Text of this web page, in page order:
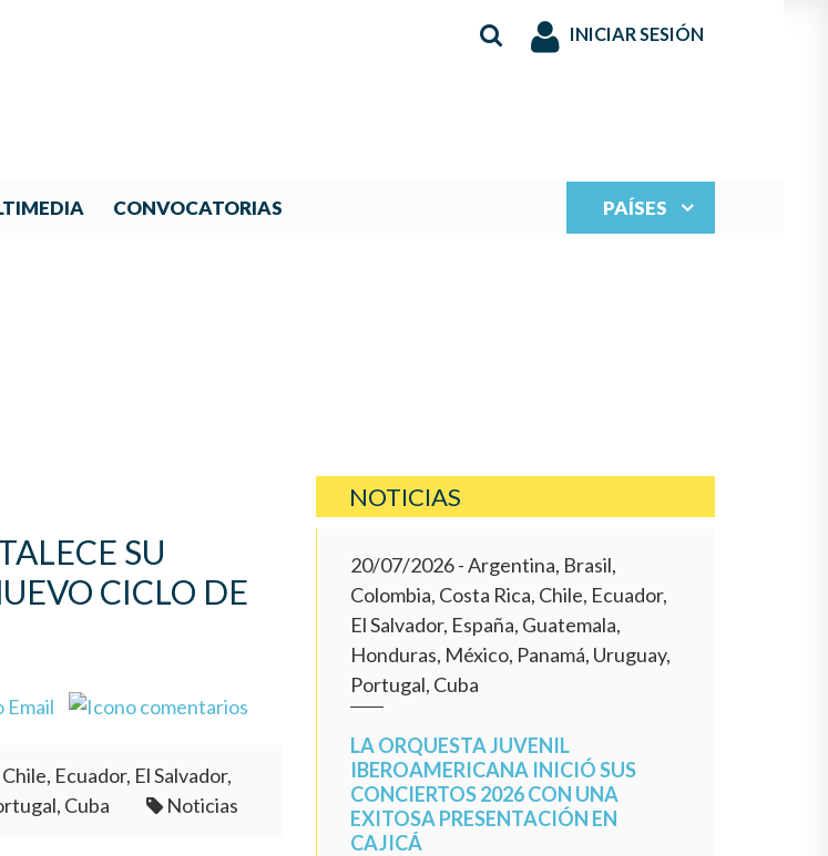
INICIAR SESIÓN
CONVOCATORIAS PAÍSES
SU
CICLO DE
Ecuador, El Salvador,
Cuba
Noticias
NOTICIAS
20/07/2026- Argentina, Brasil,
Colombia, Costa Rica, Chile, Ecuador,
El Salvador, España, Guatemala,
Honduras, México, Panamá, Uruguay,
Portugal, Cuba
LA ORQUESTA JUVENIL
IBEROAMERICANA INICIÓ SUS
CONCIERTOS 2026 CON UNA
EXITOSA PRESENTACIÓN EN
CAJICÁ